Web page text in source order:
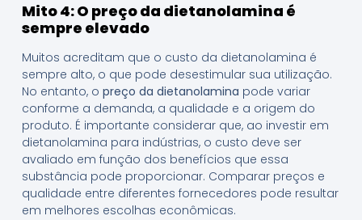
Mito 4: O preço da dietanolamina é
sempre elevado
Muitos acreditam que o custo da dietanolamina é
sempre alto, o que pode desestimular sua utilização.
No entanto, o preço da dietanolamina pode variar
conforme a demanda, a qualidade e a origem do
produto. É importante considerar que, ao investir em
dietanolamina para indústrias, o custo deve ser
avaliado em função dos benefícios que essa
substância pode proporcionar. Comparar preços e
qualidade entre diferentes fornecedores pode resultar
em melhores escolhas econômicas.